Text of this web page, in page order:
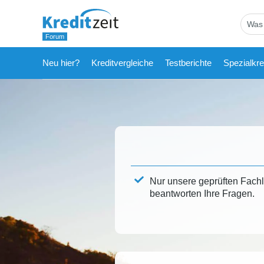
Neu hier? Kreditvergleiche Testberichte
Nur unsere geprüften
beantworten Ihre Fragen.